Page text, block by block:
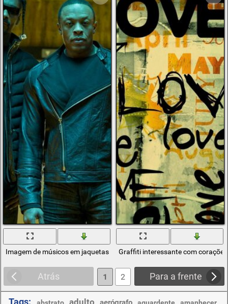
Imagem de músicos em jaquetas de couroGraffiti interessante com
Atrás Para a frente
1 2
Tags: adulto